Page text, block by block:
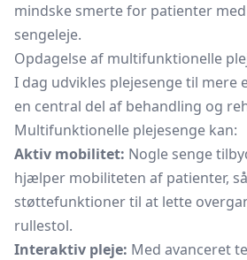
mindske smerte for patienter
sengeleje.
Opdagelse af multifunktionelle
I dag udvikles plejesenge til mere
en central del af behandling og
Multifunktionelle plejesenge kan:
Aktiv mobilitet: Nogle senge
hjælper mobiliteten af patienter,
støttefunktioner til at lette
rullestol.
Interaktiv pleje: Med avanceret